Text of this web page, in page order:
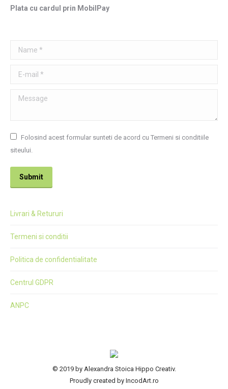
Plata cu cardul prin MobilPay
Name *
E-mail *
Message
Folosind acest formular sunteti de acord cu Termeni si conditiile
siteului.
Submit
Livrari & Retururi
Termeni si conditii
Politica de confidentialitate
Centrul GDPR
ANPC
© 2019 by Alexandra Stoica Hippo Creativ.
Proudly created by IncodArt.ro